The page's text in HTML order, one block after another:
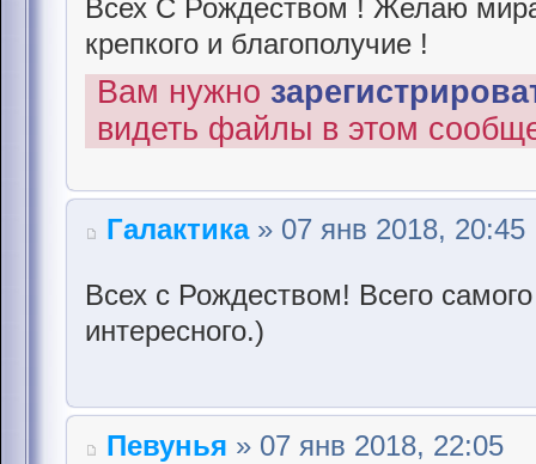
Всех С Рождеством ! Желаю
крепкого и благополучие !
Вам нужно
видеть файлы в этом
Галактика» 07 янв 2018, 20:45
Всех с Рождеством! Всего
интересного.)
Певунья » 07 янв 2018, 22:05